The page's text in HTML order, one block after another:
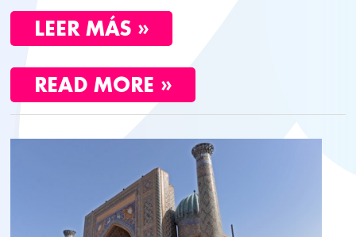
LEER MÁS »
READ MORE »
TRES
SAMARCANDA